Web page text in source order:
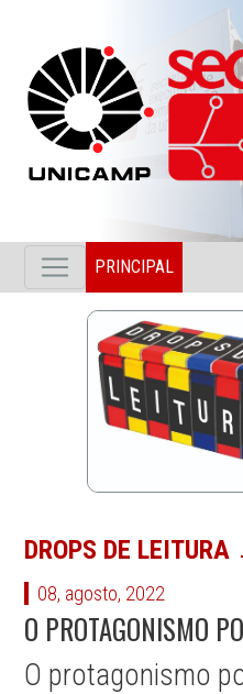
PRINCIPAL
DROPS DE LEITURA
08, agosto, 2022
O PROTAGONISMO
O protagonismo